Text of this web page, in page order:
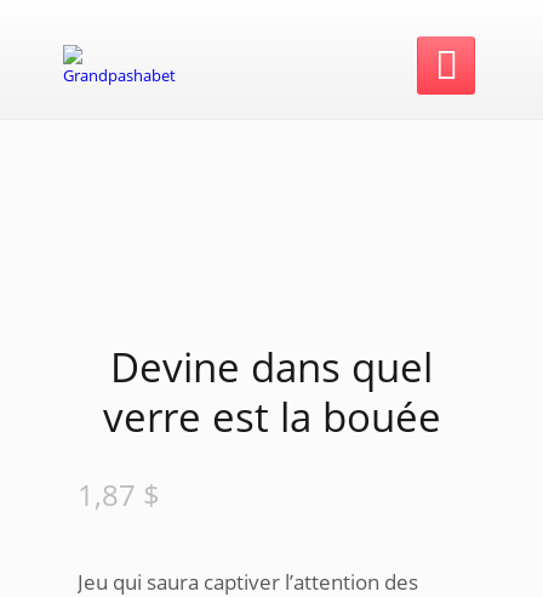

Devine dans quel
verre est la bouée
1,87 $
Jeu qui saura captiver l’attention des